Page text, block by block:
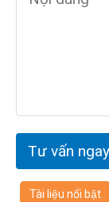
Tài liệu nổi bật